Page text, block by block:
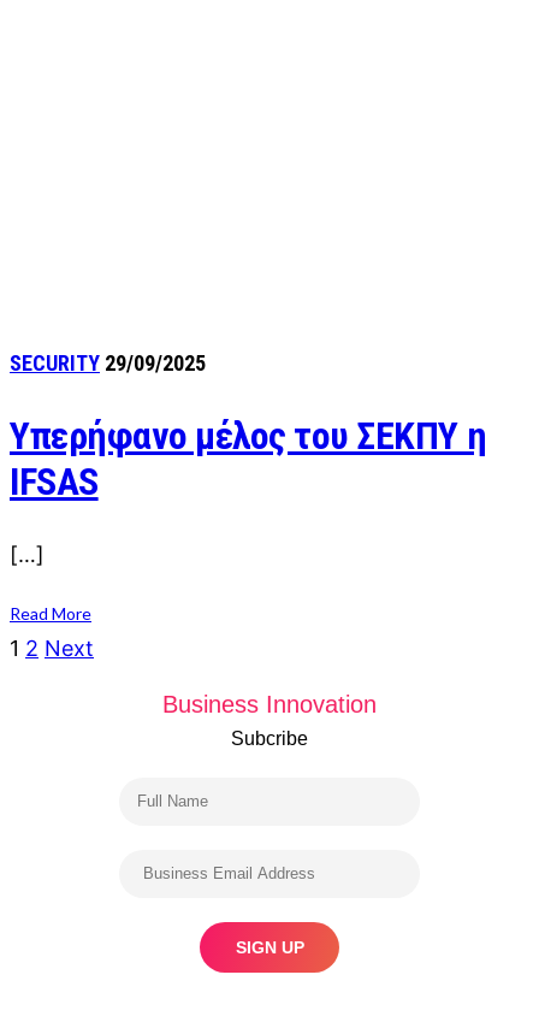
SECURITY 29/09/2025
Υπερήφανο μέλος του ΣΕΚΠΥ η
IFSAS
[…]
Read More
Posts
navigation
1 2 Next
Business Innovation
Subcribe